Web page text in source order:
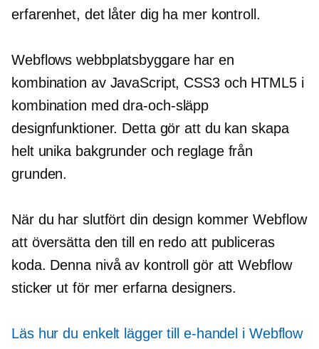
erfarenhet, det låter dig ha mer kontroll.
Webflows webbplatsbyggare har en
kombination av JavaScript, CSS3 och HTML5 i
kombination meddra-och-släpp
designfunktioner. Detta gör att du kan skapa
helt unika bakgrunder och reglage från
grunden.
När du har slutfört din design kommer Webflow
att översätta den till en redo att publiceras
koda. Denna nivå av kontroll gör att Webflow
sticker ut för mer erfarna designers.
Läs hur du enkelt lägger till e-handel i Webflow